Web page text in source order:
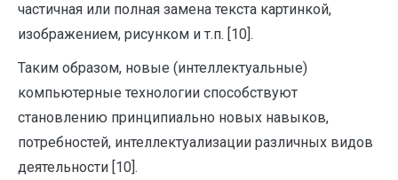
частичная или полная замена текста картинкой,
изображением, рисунком и т.п. [10].
Таким образом, новые (интеллектуальные)
компьютерные технологии способствуют
становлению принципиально новых навыков,
потребностей, интеллектуализации различных видов
деятельности [10].